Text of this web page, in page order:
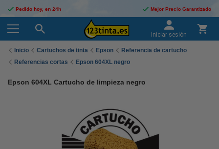
Pedido hoy, en 24h Mejor Precio Garantizado
Iniciar sesión
Inicio Cartuchos de tinta Epson
Referencia de cartucho
Referencias cortas
Epson 604XL negro
Epson 604XL Cartucho de limpieza negro